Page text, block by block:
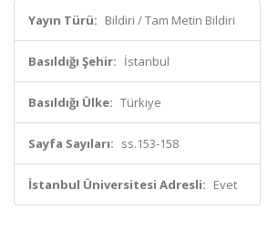
Yayın Türü: Bildiri / Tam Metin Bildiri
Basıldığı Şehir: İstanbul
Basıldığı Ülke: Türkiye
Sayfa Sayıları: ss.153-158
İstanbul Üniversitesi Adresli: Evet